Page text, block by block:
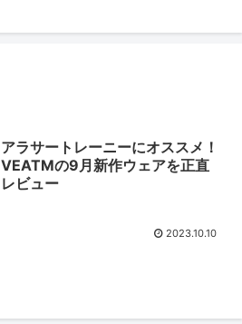
アラサートレーニーにオススメ！
VEATMの9月新作ウェアを正直
レビュー
2023.10.10